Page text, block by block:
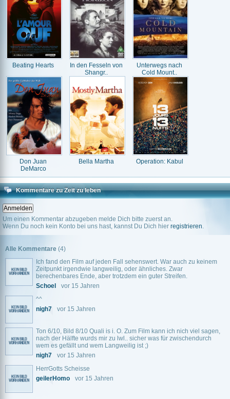
Beating Hearts
In den Fesseln von
Shangr..
Unterwegs nach
Cold Mount..
Don Juan
DeMarco
Bella Martha Operation: Kabul
Kommentare zu Zeit zu leben
Um einen Kommentar abzugeben melde Dich bitte zuerst an.
Wenn Du noch kein Konto bei uns hast, kannst Du Dich hier registrieren.
Alle Kommentare (4)
Ich fand den Film auf jeden Fall sehenswert. War auch zu keinem
Zeitpunkt irgendwie langweilig, oder ähnliches. Zwar
berechenbares Ende, aber trotzdem ein guter Streifen.
Schoel
vor 15 Jahren
^^
nigh7
vor 15 Jahren
Ton 6/10, Bild 8/10 Quali is i. O. Zum Film kann ich nich viel sagen,
nach der Hälfte wurds mir zu lwl.. sicher was für zwischendurch
wem es gefällt und wem Langweilig ist ;)
nigh7
vor 15 Jahren
HerrGotts Scheisse
geilerHomo
vor 15 Jahren